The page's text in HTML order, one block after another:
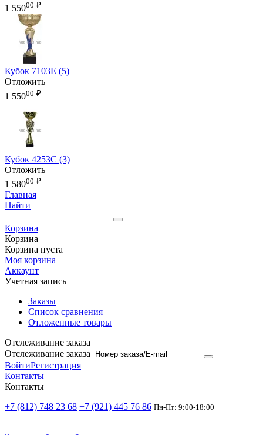
1 55000 ₽
Кубок 7103E (5)
Отложить
1 55000 ₽
Кубок 4253C (3)
Отложить
1 58000 ₽
Главная
Найти
Корзина
Корзина
Корзина пуста
Моя корзина
Аккаунт
Учетная запись
Заказы
Список сравнения
Отложенные товары
Отслеживание заказа
Отслеживание заказа
ВойтиРегистрация
Контакты
Контакты
+7 (812) 748 23 68 +7 (921) 445 76 86 Пн-Пт: 9:00-18:00